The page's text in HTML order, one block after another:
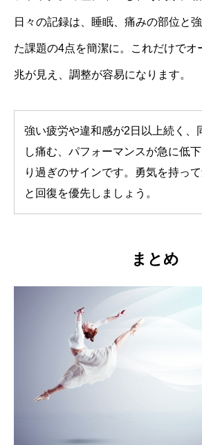
日々の記録は、睡眠、痛みの部位と
た課題の4点を簡潔に。これだけでオ
兆が見え、調整が容易になります。
強い疲労や違和感が2日以上続く、
し痛む、パフォーマンスが急に低
り過ぎのサインです。勇気を持っ
と回復を優先しましょう。
まとめ